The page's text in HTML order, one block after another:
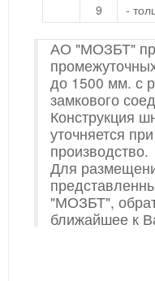
9 -
АО "МОЗБТ"
до 1500 мм. с
замкового
Конструкция
уточняется
производство.
Для
"МОЗБТ",
ближайшее к